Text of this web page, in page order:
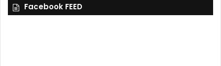
Facebook FEED